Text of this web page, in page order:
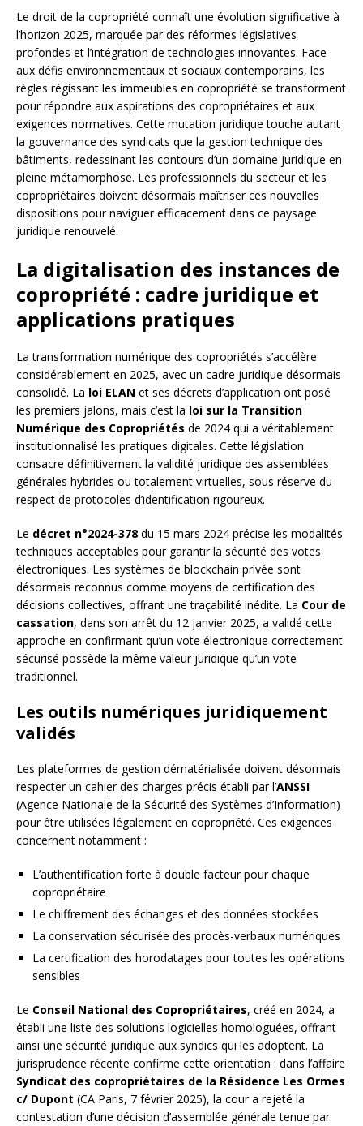
Le droit de la copropriété connaît une évolution significative à
l’horizon 2025, marquée par des réformes législatives
profondes et l’intégration de technologies innovantes. Face
aux défis environnementaux et sociaux contemporains, les
règles régissant les immeubles en copropriété se transforment
pour répondre aux aspirations des copropriétaires et aux
exigences normatives. Cette mutation juridique touche autant
la gouvernance des syndicats que la gestion technique des
bâtiments, redessinant les contours d’un domaine juridique en
pleine métamorphose. Les professionnels du secteur et les
copropriétaires doivent désormais maîtriser ces nouvelles
dispositions pour naviguer efficacement dans ce paysage
juridique renouvelé.
La digitalisation des instances de
copropriété : cadre juridique et
applications pratiques
La transformation numérique des copropriétés s’accélère
considérablement en 2025, avec un cadre juridique désormais
consolidé. La loi ELAN et ses décrets d’application ont posé
les premiers jalons, mais c’est la loi sur la Transition
Numérique des Copropriétés de 2024 qui a véritablement
institutionnalisé les pratiques digitales. Cette législation
consacre définitivement la validité juridique des assemblées
générales hybrides ou totalement virtuelles, sous réserve du
respect de protocoles d’identification rigoureux.
Le décret n°2024-378 du 15 mars 2024 précise les modalités
techniques acceptables pour garantir la sécurité des votes
électroniques. Les systèmes de blockchain privée sont
désormais reconnus comme moyens de certification des
décisions collectives, offrant une traçabilité inédite. La Cour de
cassation, dans son arrêt du 12 janvier 2025, a validé cette
approche en confirmant qu’un vote électronique correctement
sécurisé possède la même valeur juridique qu’un vote
traditionnel.
Les outils numériques juridiquement
validés
Les plateformes de gestion dématérialisée doivent désormais
respecter un cahier des charges précis établi par l’ANSSI
(Agence Nationale de la Sécurité des Systèmes d’Information)
pour être utilisées légalement en copropriété. Ces exigences
concernent notamment :
L’authentification forte à double facteur pour chaque
copropriétaire
Le chiffrement des échanges et des données stockées
La conservation sécurisée des procès-verbaux numériques
La certification des horodatages pour toutes les opérations
sensibles
Le Conseil National des Copropriétaires, créé en 2024, a
établi une liste des solutions logicielles homologuées, offrant
ainsi une sécurité juridique aux syndics qui les adoptent. La
jurisprudence récente confirme cette orientation : dans l’affaire
Syndicat des copropriétaires de la Résidence Les Ormes
c/ Dupont (CA Paris, 7 février 2025), la cour a rejeté la
contestation d’une décision d’assemblée générale tenue par